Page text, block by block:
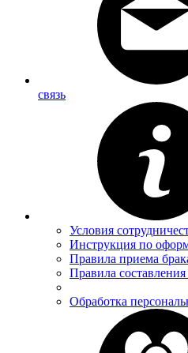
связь
Условия
Инструкция по
Правила приема
Правила
Обработка